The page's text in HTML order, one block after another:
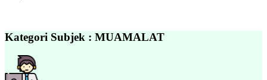
Kategori Subjek : MUAMALAT